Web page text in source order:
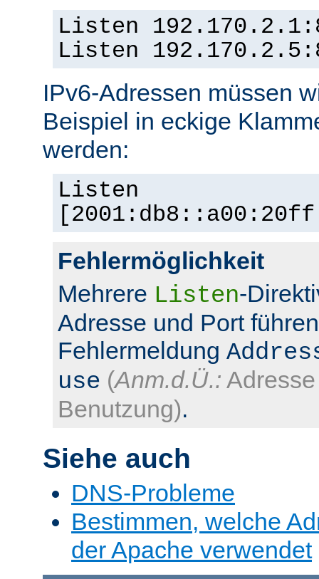
Listen
Listen
IPv6-Adressen müssen
Beispiel in eckige
werden:
Listen
Fehlermöglichkeit
Mehrere Listen-
Adresse und Port
Fehlermeldung
use (Anm.d.Ü.:
Benutzung).
Siehe auch
DNS-Probleme
Bestimmen, welche
der Apache verwendet